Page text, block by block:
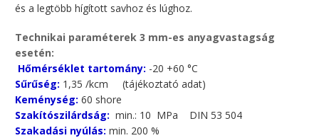
és a legtöbb hígított savhoz és lúghoz.
Technikai paraméterek 3 mm-es anyagvastagság
esetén:
Hőmérséklet tartomány: -20 +60 °C
Sűrűség: 1,35 /kcm (tájékoztató adat)
Keménység:60 shore
Szakítószilárdság: min.: 10 MPa DIN 53 504
Szakadási nyúlás: min. 200 %